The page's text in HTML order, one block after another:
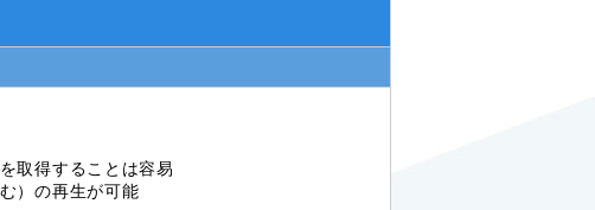
取得することは容易
）の再生が可能